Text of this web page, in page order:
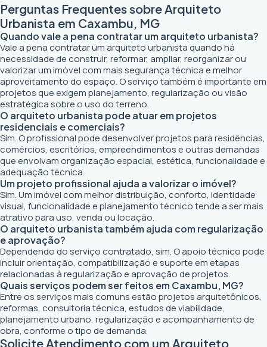
Perguntas Frequentes sobre Arquiteto
Urbanista em Caxambu, MG
Quando vale a pena contratar um arquiteto urbanista?
Vale a pena contratar um arquiteto urbanista quando há
necessidade de construir, reformar, ampliar, reorganizar ou
valorizar um imóvel com mais segurança técnica e melhor
aproveitamento do espaço. O serviço também é importante em
projetos que exigem planejamento, regularização ou visão
estratégica sobre o uso do terreno.
O arquiteto urbanista pode atuar em projetos
residenciais e comerciais?
Sim. O profissional pode desenvolver projetos para residências,
comércios, escritórios, empreendimentos e outras demandas
que envolvam organização espacial, estética, funcionalidade e
adequação técnica.
Um projeto profissional ajuda a valorizar o imóvel?
Sim. Um imóvel com melhor distribuição, conforto, identidade
visual, funcionalidade e planejamento técnico tende a ser mais
atrativo para uso, venda ou locação.
O arquiteto urbanista também ajuda com regularização
e aprovação?
Dependendo do serviço contratado, sim. O apoio técnico pode
incluir orientação, compatibilização e suporte em etapas
relacionadas à regularização e aprovação de projetos.
Quais serviços podem ser feitos em Caxambu, MG?
Entre os serviços mais comuns estão projetos arquitetônicos,
reformas, consultoria técnica, estudos de viabilidade,
planejamento urbano, regularização e acompanhamento de
obra, conforme o tipo de demanda.
Solicite Atendimento com um Arquiteto